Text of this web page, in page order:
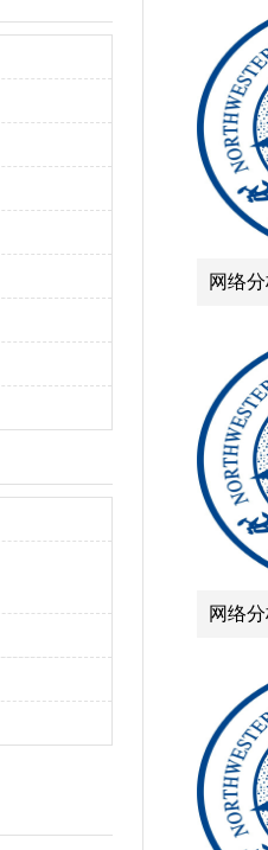
网络
网络